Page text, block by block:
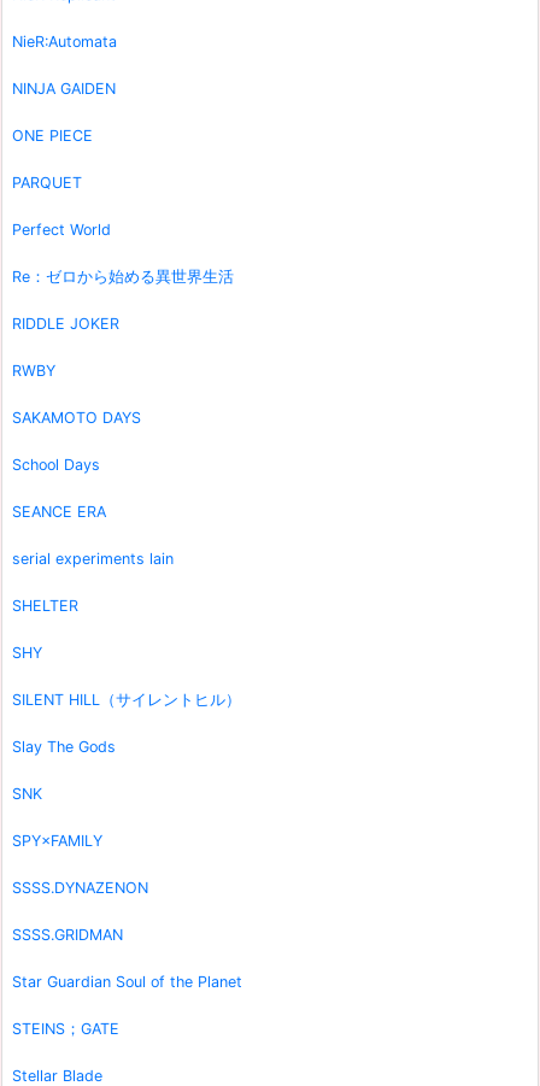
NieR:Automata
NINJA GAIDEN
ONE PIECE
PARQUET
Perfect World
Re：ゼロから始める異世界生活
RIDDLE JOKER
RWBY
SAKAMOTO DAYS
School Days
SEANCE ERA
serial experiments lain
SHELTER
SHY
SILENT HILL（サイレントヒル）
Slay The Gods
SNK
SPY×FAMILY
SSSS.DYNAZENON
SSSS.GRIDMAN
Star Guardian Soul of the Planet
STEINS；GATE
Stellar Blade